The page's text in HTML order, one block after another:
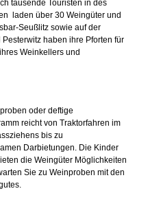
tausende Touristen in des
laden über 30 Weingüter und
Seußlitz sowie auf der
haben ihre Pforten für
Weinkellers und
oder deftige
reicht von Traktorfahren im
bis zu
Darbietungen. Die Kinder
die Weingüter Möglichkeiten
Sie zu Weinproben mit den